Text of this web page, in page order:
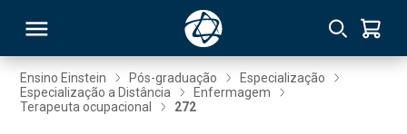
Ensino Einstein Pós-graduação
Especialização
Especialização a Distância
Enfermagem
Terapeuta ocupacional
272